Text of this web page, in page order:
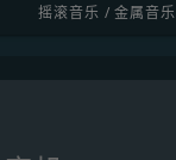
摇滚音乐 / 金属音乐